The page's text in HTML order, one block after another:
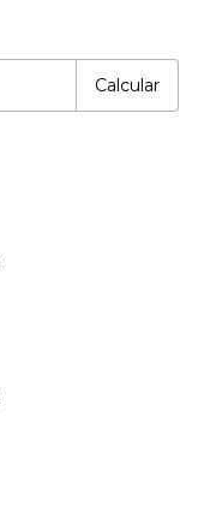
Calcular